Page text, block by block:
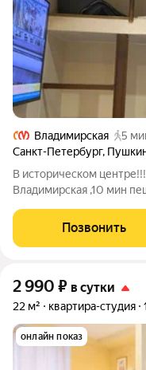
Владимирская
5
Санкт-Петербург,
В историческом
Владимирская ,10 мин
находятся
экскурсиями на
Позвонить
2 990 ₽ в сутки
22 м² квартира-студия
онлайн показ